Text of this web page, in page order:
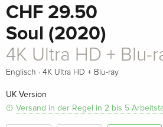
CHF 29.50
Soul (2020)
4K Ultra HD + Blu-
Englisch · 4K Ultra HD + Blu-ray
UK Version
Versand in der Regel in 2 bis 5